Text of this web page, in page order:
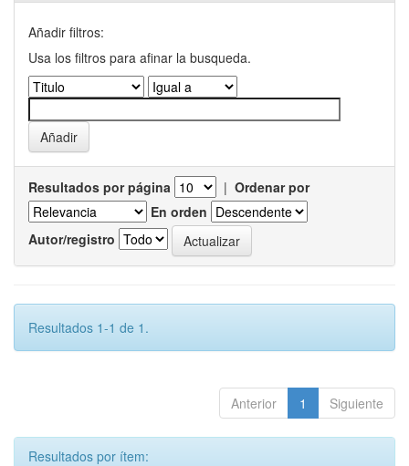
Añadir filtros:
Usa los filtros para afinar la busqueda.
Resultados por página | Ordenar por
En orden
Autor/registro
Resultados 1-1 de 1.
Anterior 1 Siguiente
Resultados por ítem: